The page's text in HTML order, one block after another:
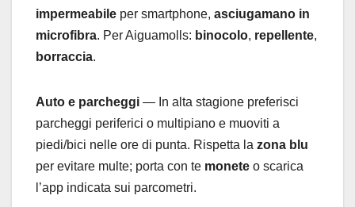
impermeabile per smartphone, asciugamano in
microfibra. Per Aiguamolls: binocolo, repellente,
borraccia.
Auto e parcheggi — In alta stagione preferisci
parcheggi periferici o multipiano e muoviti a
piedi/bici nelle ore di punta. Rispetta la zona blu
per evitare multe; porta con te monete o scarica
l’app indicata sui parcometri.